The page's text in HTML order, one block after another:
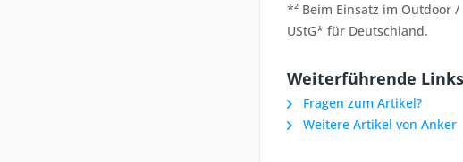
*² Beim Einsatz im Outdoor
UStG* für Deutschland.
Weiterführende Links
Fragen zum Artikel?
Weitere Artikel von Anker